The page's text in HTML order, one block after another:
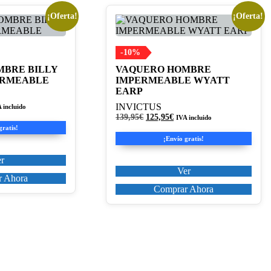
¡Oferta!
BILLY
incluido
Ahora
¡Oferta!
-10%
VAQUERO HOMBRE
IMPERMEABLE WYATT
EARP
INVICTUS
139,95€ El
original
era:
125,95€El
actual
es:
IVA incluido
¡Envío gratis!
Ver
Este
producto
múltiples
variantes.
Las
opciones
se
pueden
elegir
página
Comprar Ahora